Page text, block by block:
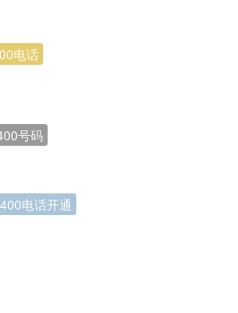
400电话开通